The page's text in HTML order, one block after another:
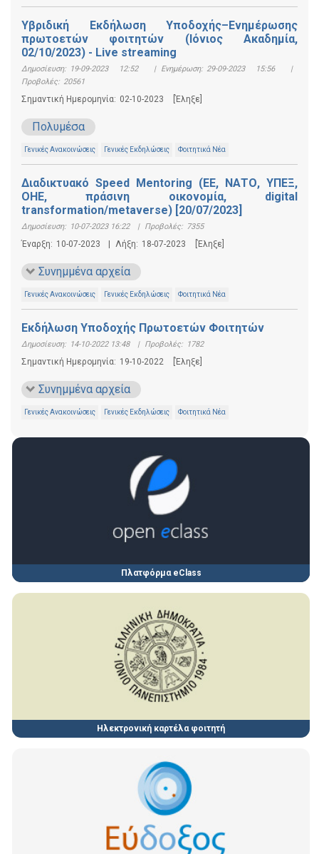
Υβριδική Εκδήλωση Υποδοχής–Ενημέρωσης
πρωτοετών φοιτητών (Ιόνιος Ακαδημία,
02/10/2023) - Live streaming
Δημοσίευση: 19-09-2023 12:52 | Ενημέρωση: 29-09-2023 15:56
|
Προβολές: 20561
Σημαντική Ημερομηνία: 02-10-2023 [Έληξε]
Πολυμέσα
Γενικές Ανακοινώσεις Γενικές Εκδηλώσεις Φοιτητικά Νέα
Διαδικτυακό Speed Mentoring (EE, ΝΑΤΟ, ΥΠΕΞ,
ΟΗΕ, πράσινη οικονομία, digital
transformation/metaverse) [20/07/2023]
Δημοσίευση: 10-07-2023 16:22 | Προβολές: 7355
Έναρξη: 10-07-2023 Λήξη: 18-07-2023 [Έληξε]
Συνημμένα αρχεία
Γενικές Ανακοινώσεις Γενικές Εκδηλώσεις Φοιτητικά Νέα
Εκδήλωση Υποδοχής Πρωτοετών Φοιτητών
Δημοσίευση: 14-10-2022 13:48 | Προβολές: 1782
Σημαντική Ημερομηνία: 19-10-2022 [Έληξε]
Συνημμένα αρχεία
Γενικές Ανακοινώσεις Γενικές Εκδηλώσεις Φοιτητικά Νέα
Πλατφόρμα eClass
Ηλεκτρονική καρτέλα φοιτητή